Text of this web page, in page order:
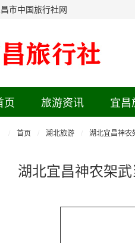
市中国旅行社网
页 旅游资讯 宜昌
首页 湖北旅游 湖北宜昌神农
湖北宜昌神农架